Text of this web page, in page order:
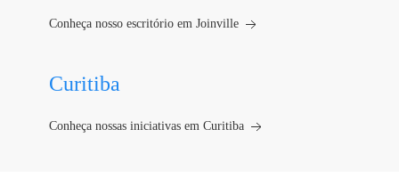
Conheça nosso escritório em Joinville
Curitiba
Conheça nossas iniciativas em Curitiba